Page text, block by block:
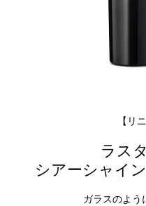
【リ
ラス
シアーシャイ
ガラスのよう